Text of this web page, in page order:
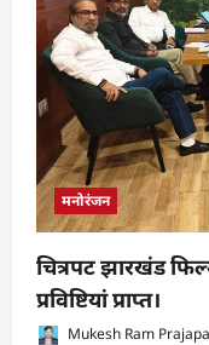
मनोरंजन
चित्रपट झारखंड
प्रविष्टियां प्राप्त।
Mukesh Ram